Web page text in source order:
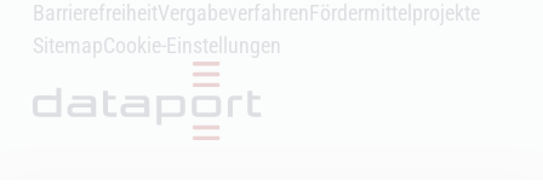
BarrierefreiheitVergabeverfahrenFördermittelprojekte
SitemapCookie-Einstellungen